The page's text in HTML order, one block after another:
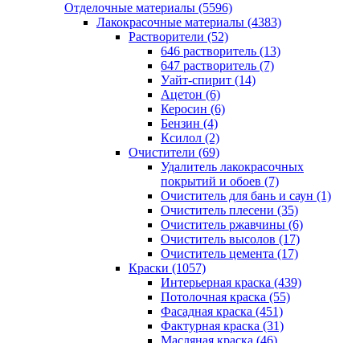
Отделочные материалы (5596)
Лакокрасочные материалы (4383)
Растворители (52)
646 растворитель (13)
647 растворитель (7)
Уайт-спирит (14)
Ацетон (6)
Керосин (6)
Бензин (4)
Ксилол (2)
Очистители (69)
Удалитель лакокрасочных
покрытий и обоев (7)
Очиститель для бань и саун (1)
Очиститель плесени (35)
Очиститель ржавчины (6)
Очиститель высолов (17)
Очиститель цемента (17)
Краски (1057)
Интерьерная краска (439)
Потолочная краска (55)
Фасадная краска (451)
Фактурная краска (31)
Масляная краска (46)